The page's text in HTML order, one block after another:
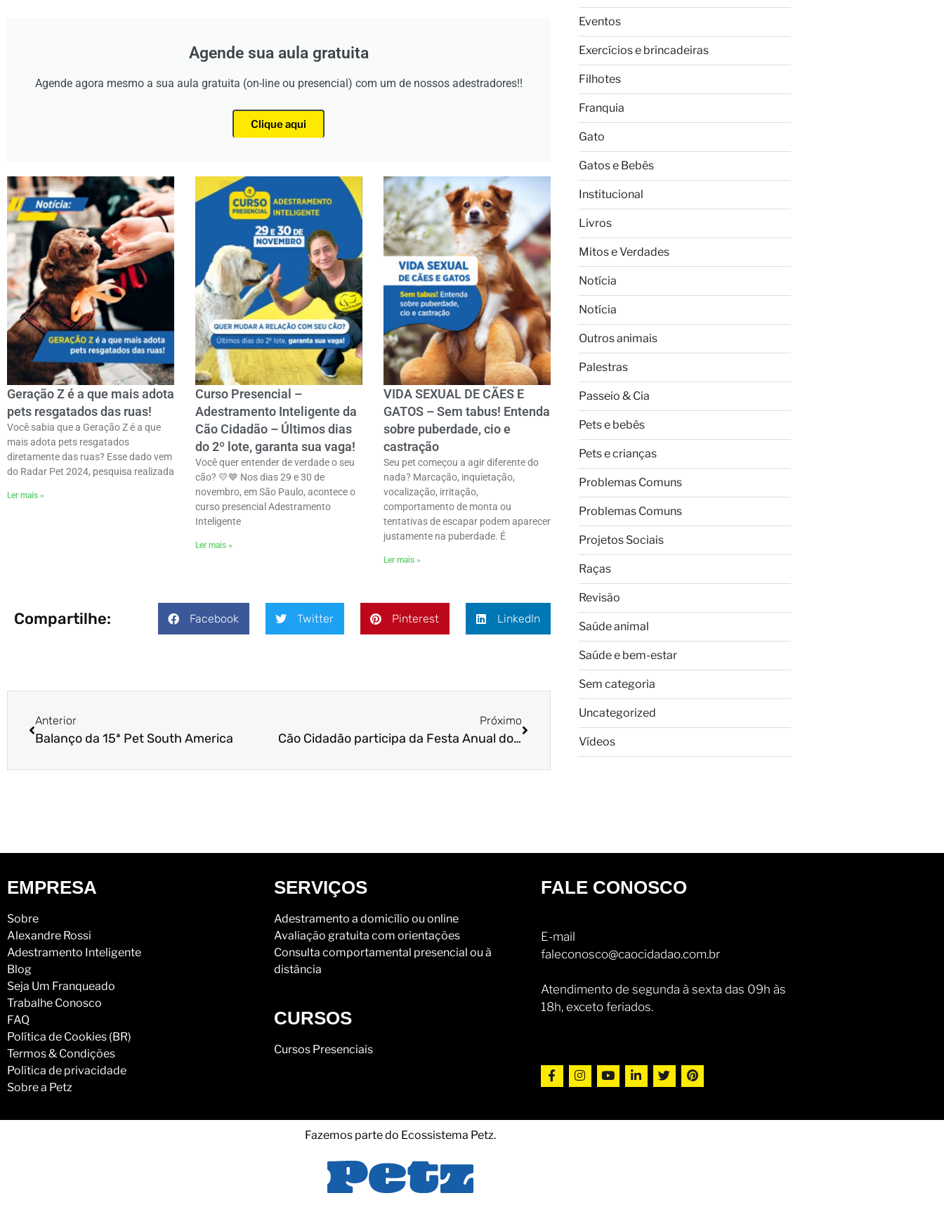
Agende sua aula gratuita
Agende agora mesmo a sua aula gratuita (on-line ou presencial) com um de nossos adestradores!!
Clique aqui
Geração Z é a que mais adota
pets resgatados das ruas!
Você sabia que a Geração Z é a que
mais adota pets resgatados
diretamente das ruas? Esse dado vem
do Radar Pet 2024, pesquisa realizada
Ler mais »
Curso Presencial –
Adestramento Inteligente da
Cão Cidadão – Últimos dias
do 2º lote, garanta sua vaga!
Você quer entender de verdade o seu
cão? 💛💙 Nos dias 29 e 30 de
novembro, em São Paulo, acontece o
curso presencial Adestramento
Inteligente
Ler mais »
VIDA SEXUAL DE CÃES E
GATOS – Sem tabus! Entenda
sobre puberdade, cio e
castração
Seu pet começou a agir diferente do
nada? Marcação, inquietação,
vocalização, irritação,
comportamento de monta ou
tentativas de escapar podem aparecer
justamente na puberdade. É
Ler mais »
Compartilhe: Facebook Twitter Pinterest LinkedIn
Anterior
Balanço da 15ª Pet South America
Próximo
Cão Cidadão participa da Festa Anual do Encontro de Branquelos
Eventos
Exercícios e brincadeiras
Filhotes
Franquia
Gato
Gatos e Bebês
Institucional
Livros
Mitos e Verdades
Notícia
Notícia
Outros animais
Palestras
Passeio & Cia
Pets e bebês
Pets e crianças
Problemas Comuns
Problemas Comuns
Projetos Sociais
Raças
Revisão
Saúde animal
Saúde e bem-estar
Sem categoria
Uncategorized
Vídeos
EMPRESA
Sobre
Alexandre Rossi
Adestramento Inteligente
Blog
Seja Um Franqueado
Trabalhe Conosco
FAQ
Política de Cookies (BR)
Termos & Condições
Política de privacidade
Sobre a Petz
SERVIÇOS
Adestramento a domicílio ou online
Avaliação gratuita com orientações
Consulta comportamental presencial ou à
distância
CURSOS
Cursos Presenciais
FALE CONOSCO
E-mail
faleconosco@caocidadao.com.br
Atendimento de segunda à sexta das 09h às
18h, exceto feriados.
Fazemos parte do Ecossistema Petz.